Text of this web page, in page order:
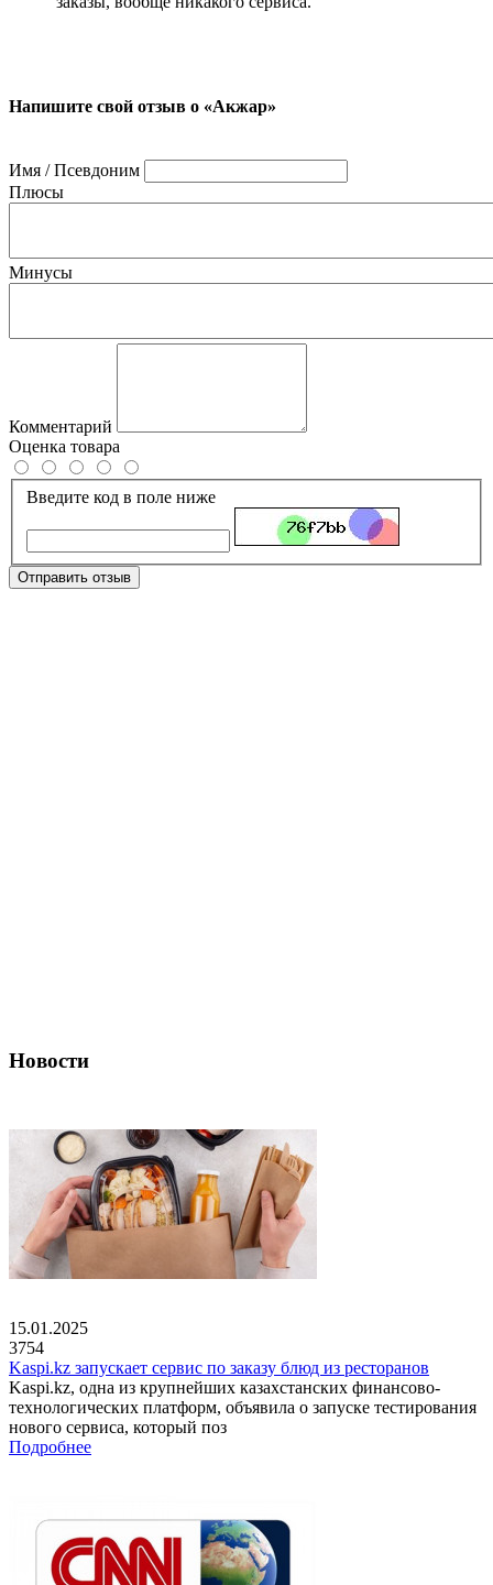
Напишите свой отзыв о «Акжар»
Имя / Псевдоним
Плюсы
Минусы
Комментарий
Оценка товара
Введите код в поле ниже
Отправить отзыв
Новости
15.01.2025
3754
Kaspi.kz запускает сервис по заказу блюд из ресторанов
Kaspi.kz, одна из крупнейших казахстанских финансово-
технологических платформ, объявила о запуске тестирования
нового сервиса, который поз
Подробнее